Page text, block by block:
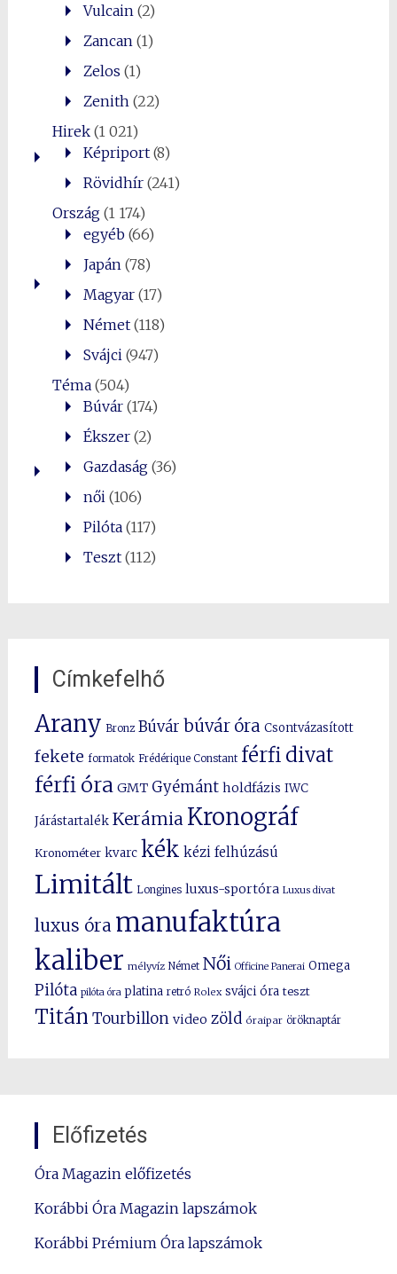
Vulcain(2)
Zancan(1)
Zelos (1)
Zenith(22)
Hirek(1 021)
Képriport(8)
Rövidhír(241)
Ország(1 174)
egyéb(66)
Japán(78)
Magyar(17)
Német(118)
Svájci(947)
Téma(504)
Búvár(174)
Ékszer(2)
Gazdaság(36)
női(106)
Pilóta(117)
Teszt(112)
Címkefelhő
Arany Bronz Búvár búvár óra Csontvázasított
fekete formatok Frédérique Constant férfi divat
férfi óra GMT Gyémánt holdfázis IWC
Járástartalék Kerámia Kronográf
Kronométer kvarc kék kézi felhúzású
Limitált Longines luxus-sportóra Luxus divat
luxus óra manufaktúra
kaliber mélyvíz Német Női Officine Panerai Omega
Pilóta pilóta óra platina retró Rolex svájci óra teszt
Titán Tourbillon video zöld óraipar öröknaptár
Előfizetés
Óra Magazin előfizetés
Korábbi Óra Magazin lapszámok
Korábbi Prémium Óra lapszámok